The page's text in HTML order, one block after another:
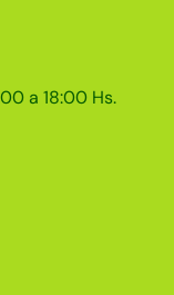
a 18:00 Hs.